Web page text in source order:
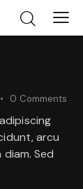
0 Comments
arcu
Sed